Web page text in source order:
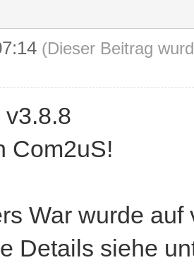
(Dieser Beitrag
v3.8.8
Com2uS!
War wurde auf
Details siehe